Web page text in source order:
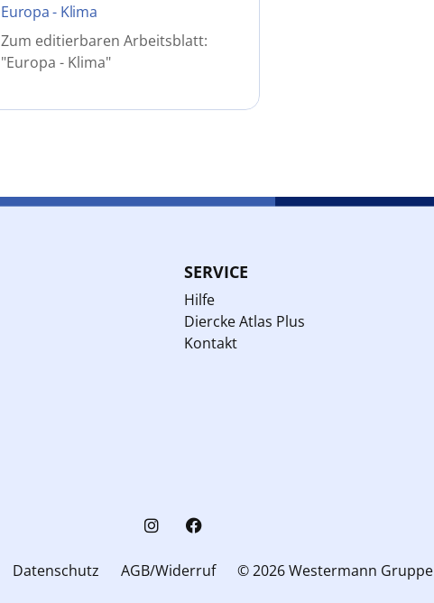
Europa - Klima
Zum editierbaren Arbeitsblatt:
"Europa - Klima"
SERVICE
Hilfe
Diercke Atlas Plus
Kontakt
Datenschutz AGB/Widerruf © 2026 Westermann Gruppe